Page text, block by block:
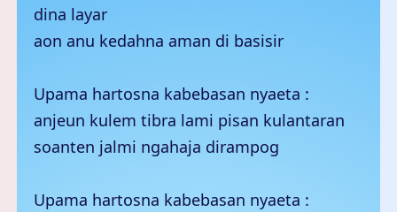
dina layar
aon anu kedahna aman di basisir
Upama hartosna kabebasan nyaeta :
anjeun kulem tibra lami pisan kulantaran
soanten jalmi ngahaja dirampog
Upama hartosna kabebasan nyaeta :